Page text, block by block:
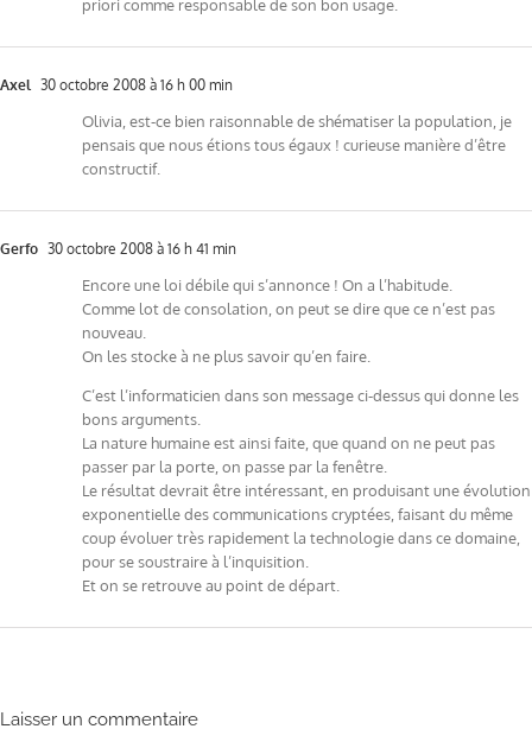
priori comme responsable de son bon usage.
Axel 30 octobre 2008 à 16 h 00 min
Olivia, est-ce bien raisonnable de shématiser la population, je
pensais que nous étions tous égaux ! curieuse manière d’être
constructif.
Gerfo 30 octobre 2008 à 16 h 41 min
Encore une loi débile qui s’annonce ! On a l’habitude.
Comme lot de consolation, on peut se dire que ce n’est pas
nouveau.
On les stocke à ne plus savoir qu’en faire.
C’est l’informaticien dans son message ci-dessus qui donne les
bons arguments.
La nature humaine est ainsi faite, que quand on ne peut pas
passer par la porte, on passe par la fenêtre.
Le résultat devrait être intéressant, en produisant une évolution
exponentielle des communications cryptées, faisant du même
coup évoluer très rapidement la technologie dans ce domaine,
pour se soustraire à l’inquisition.
Et on se retrouve au point de départ.
Laisser un commentaire